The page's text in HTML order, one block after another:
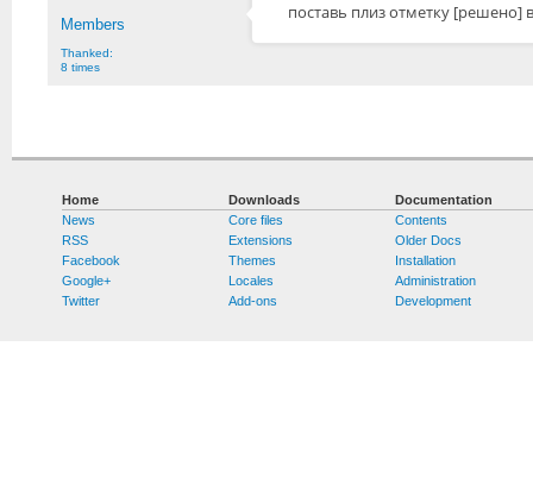
Members
Thanked:
8 times
поставь плиз отметку [решено]
Home
News
RSS
Facebook
Google+
Twitter
Downloads
Core files
Extensions
Themes
Locales
Add-ons
Documentation
Contents
Older Docs
Installation
Administration
Development